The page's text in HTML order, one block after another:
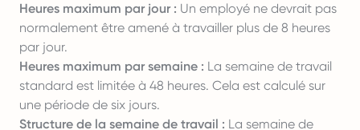
Heures maximum par jour : Un employé ne devrait pas
normalement être amené à travailler plus de 8 heures
par jour.
Heures maximum par semaine : La semaine de travail
standard est limitée à 48 heures. Cela est calculé sur
une période de six jours.
Structure de la semaine de travail : La semaine de